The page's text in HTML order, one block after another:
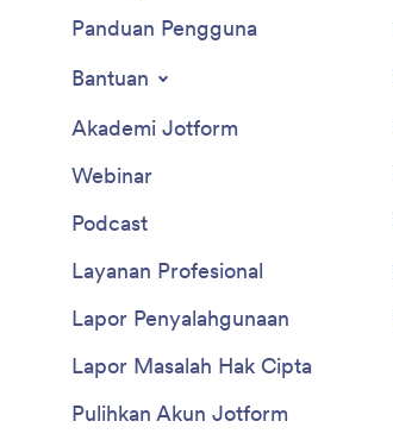
Panduan Pengguna
Bantuan
Akademi Jotform
Webinar
Podcast
Layanan Profesional
Lapor Penyalahgunaan
Lapor Masalah Hak Cipta
Pulihkan Akun Jotform